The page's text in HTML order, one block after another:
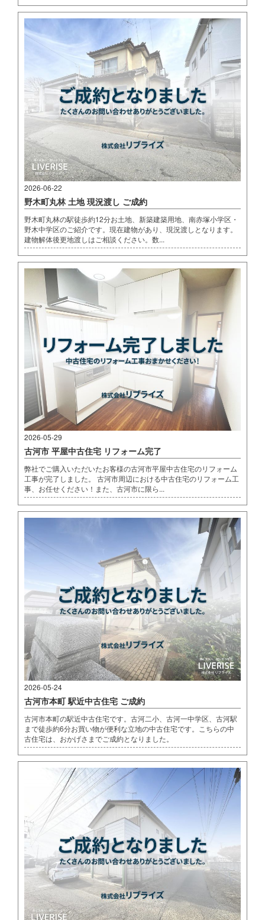
2026-06-22
野木町丸林 土地 現況渡し ご成約
野木町丸林の駅徒歩約12分お土地、新築建築用地、南赤塚小学区・
野木中学区のご紹介です。現在建物があり、現況渡しとなります。
建物解体後更地渡しはご相談ください。数...
2026-05-29
古河市 平屋中古住宅 リフォーム完了
弊社でご購入いただいたお客様の古河市平屋中古住宅のリフォーム
工事が完了しました。 古河市周辺における中古住宅のリフォーム工
事、お任せください！また、古河市に限ら...
2026-05-24
古河市本町 駅近中古住宅 ご成約
古河市本町の駅近中古住宅です。古河二小、古河一中学区、古河駅
まで徒歩約6分お買い物が便利な立地の中古住宅です。こちらの中
古住宅は、おかげさまでご成約となりました。